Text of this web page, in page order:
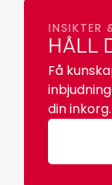
INSIKTER
HÅLL
Få
din inkorg.